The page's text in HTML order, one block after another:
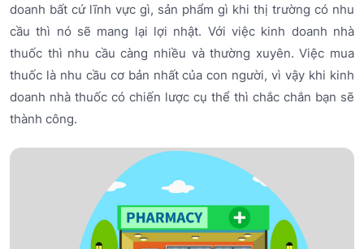
doanh bất cứ lĩnh vực gì, sản phẩm gì khi thị trường có nhu
cầu thì nó sẽ mang lại lợi nhật. Với việc kinh doanh nhà
thuốc thì nhu cầu càng nhiều và thường xuyên. Việc mua
thuốc là nhu cầu cơ bản nhất của con người, vì vậy khi kinh
doanh nhà thuốc có chiến lược cụ thể thì chắc chắn bạn sẽ
thành công.